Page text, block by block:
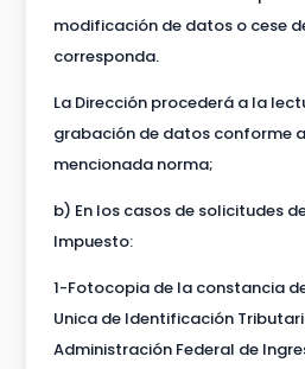
modificación de datos o cese
corresponda.
La Dirección procederá a la
grabación de datos conforme
mencionada norma;
b) En los casos de solicitudes
Impuesto:
1-Fotocopia de la constancia
Unica de Identificación
Administración Federal de